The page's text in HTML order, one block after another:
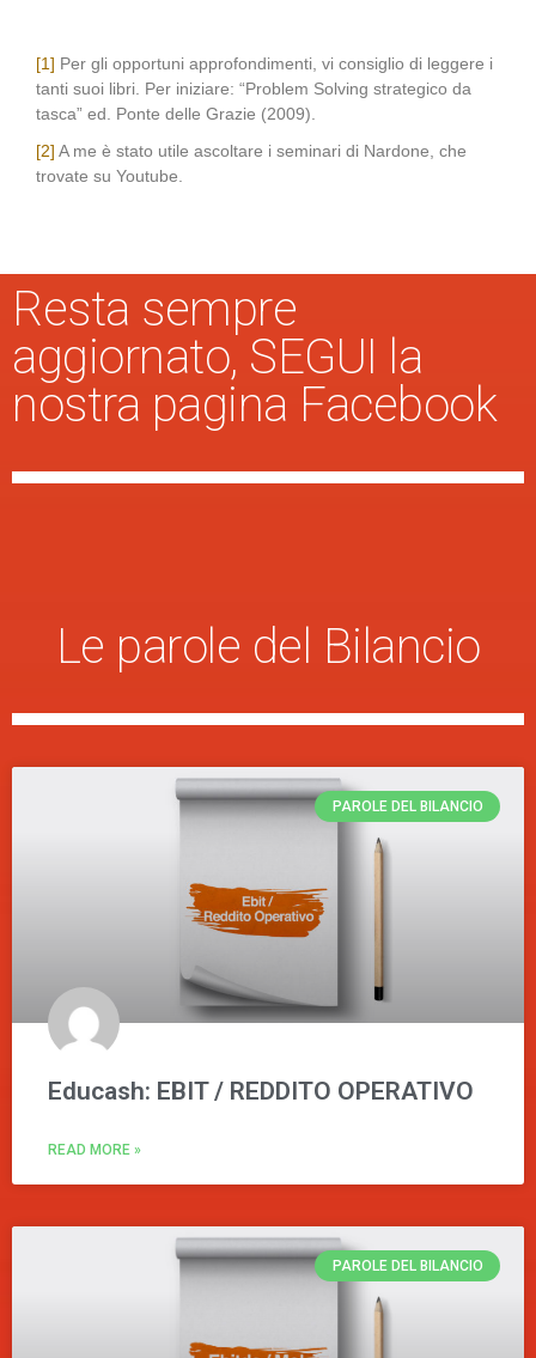
[1] Per gli opportuni approfondimenti, vi consiglio di leggere i
tanti suoi libri. Per iniziare: “Problem Solving strategico da
tasca” ed. Ponte delle Grazie (2009).
[2] A me è stato utile ascoltare i seminari di Nardone, che
trovate su Youtube.
Resta sempre
aggiornato, SEGUI la
nostra pagina Facebook
Le parole del Bilancio
PAROLE DEL BILANCIO
Educash: EBIT / REDDITO OPERATIVO
READ MORE »
PAROLE DEL BILANCIO